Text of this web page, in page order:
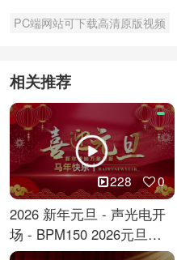
PC端网站可下载高清原版视频
相关推荐
228 0
2026 新年元旦 - 声光电开
场 - BPM150 2026元旦跨
年倒计时